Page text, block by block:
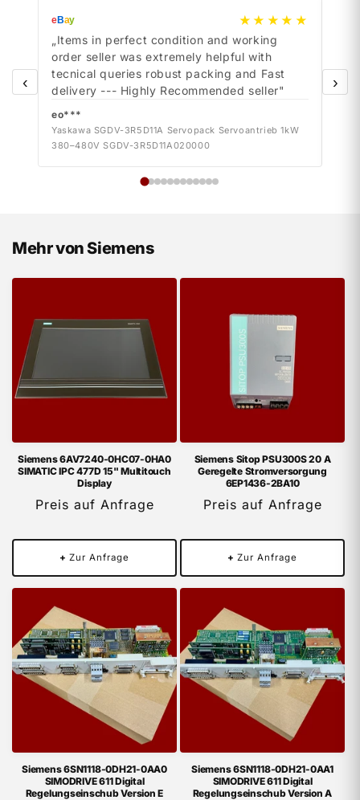
‹
eBay ★★★★★
„Items in perfect condition and working
order seller was extremely helpful with
tecnical queries robust packing and Fast
delivery --- Highly Recommended seller"
eo***
Yaskawa SGDV-3R5D11A Servopack Servoantrieb 1kW
380–480V SGDV-3R5D11A020000
›
Mehr von Siemens
Siemens 6AV7240-0HC07-0HA0
SIMATIC IPC 477D 15" Multitouch
Display
Preis auf Anfrage
+ Zur Anfrage
Siemens Sitop PSU300S 20 A
Geregelte Stromversorgung
6EP1436-2BA10
Preis auf Anfrage
+ Zur Anfrage
Siemens 6SN1118-0DH21-0AA0
SIMODRIVE 611 Digital
Regelungseinschub Version E
Siemens 6SN1118-0DH21-0AA1
SIMODRIVE 611 Digital
Regelungseinschub Version A